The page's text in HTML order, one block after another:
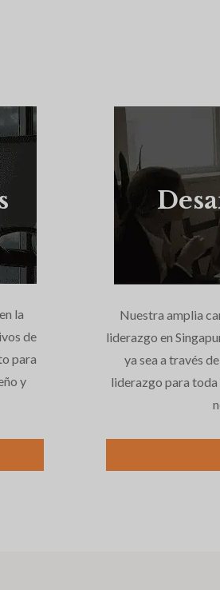
la
de
para
y
Nuestra amplia
liderazgo en
ya sea a través
liderazgo para toda